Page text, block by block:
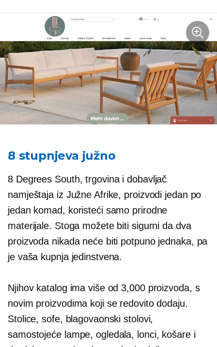
8 stupnjeva južno
8 Degrees South, trgovina i dobavljač
namještaja iz Južne Afrike, proizvodi jedan po
jedan komad, koristeći samo prirodne
materijale. Stoga možete biti sigurni da dva
proizvoda nikada neće biti potpuno jednaka, pa
je vaša kupnja jedinstvena.
Njihov katalog ima više od 3,000 proizvoda, s
novim proizvodima koji se redovito dodaju.
Stolice, sofe, blagovaonski stolovi,
samostojeće lampe, ogledala, lonci, košare i